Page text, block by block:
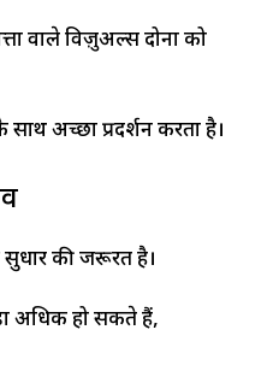
वाले विज़ुअल्स दोनों को
अच्छा प्रदर्शन करता है।
की जरूरत है।
अधिक हो सकते हैं,